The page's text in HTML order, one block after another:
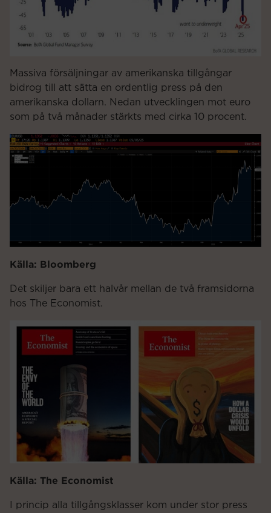
Massiva försäljningar av amerikanska tillgångar
bidrog till att sätta en ordentlig press på den
amerikanska dollarn. Nedan utvecklingen mot euro
som på två månader stärkts med cirka 10 procent.
Källa: Bloomberg
Det skiljer bara ett halvår mellan de två framsidorna
hos The Economist.
Källa: The Economist
I princip alla tillgångsklasser kom under stor press